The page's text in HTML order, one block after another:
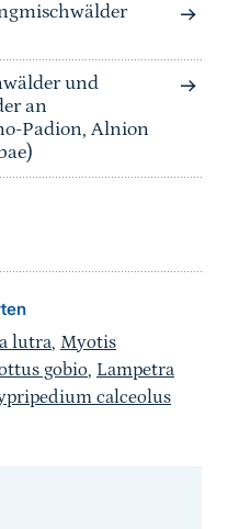
und
an
Padion, Alnion
lutra, Myotis
gobio, Lampetra
calceolus